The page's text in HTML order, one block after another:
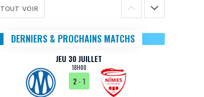
TOUT VOIR
DERNIERS & PROCHAINS MATCHS
JEU 30 JUILLET
18H00
2- 1